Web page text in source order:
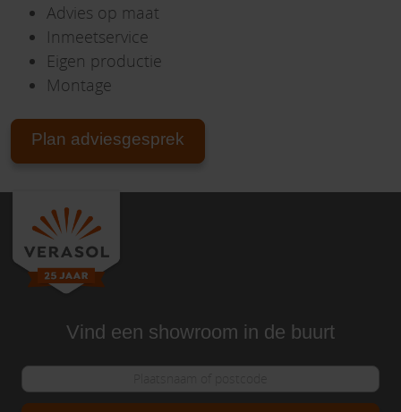
Advies op maat
Inmeetservice
Eigen productie
Montage
Plan adviesgesprek
Vind een showroom in de buurt